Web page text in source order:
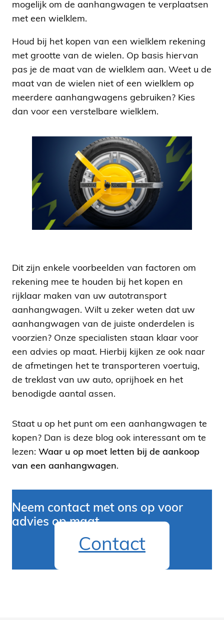
mogelijk om de aanhangwagen te verplaatsen
met een wielklem.
Houd bij het kopen van een wielklem rekening
met grootte van de wielen. Op basis hiervan
pas je de maat van de wielklem aan. Weet u de
maat van de wielen niet of een wielklem op
meerdere aanhangwagens gebruiken? Kies
dan voor een verstelbare wielklem.
Dit zijn enkele voorbeelden van factoren om
rekening mee te houden bij het kopen en
rijklaar maken van uw autotransport
aanhangwagen. Wilt u zeker weten dat uw
aanhangwagen van de juiste onderdelen is
voorzien? Onze specialisten staan klaar voor
een advies op maat. Hierbij kijken ze ook naar
de afmetingen het te transporteren voertuig,
de treklast van uw auto, oprijhoek en het
benodigde aantal assen.
Staat u op het punt om een aanhangwagen te
kopen? Dan is deze blog ook interessant om te
lezen: Waar u op moet letten bij de aankoop
van een aanhangwagen.
Neem contact met ons op voor
advies op maat
Contact